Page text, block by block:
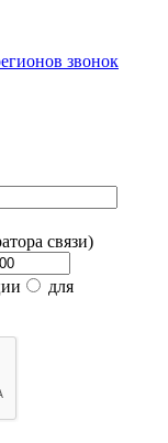
звонок
связи)
для